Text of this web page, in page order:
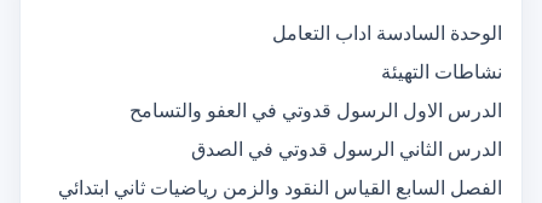
الوحدة السادسة اداب التعامل
نشاطات التهيئة
الدرس الاول الرسول قدوتي في العفو والتسامح
الدرس الثاني الرسول قدوتي في الصدق
الفصل السابع القياس النقود والزمن رياضيات ثاني ابتدائي